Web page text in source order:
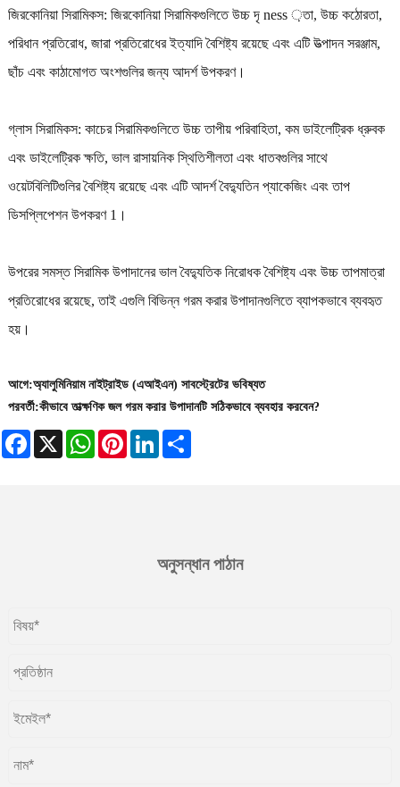
জিরকোনিয়া সিরামিকস: জিরকোনিয়া সিরামিকগুলিতে উচ্চ দৃ ness ়তা, উচ্চ কঠোরতা,
পরিধান প্রতিরোধ, জারা প্রতিরোধের ইত্যাদি বৈশিষ্ট্য রয়েছে এবং এটি উত্পাদন সরঞ্জাম,
ছাঁচ এবং কাঠামোগত অংশগুলির জন্য আদর্শ উপকরণ।
গ্লাস সিরামিকস: কাচের সিরামিকগুলিতে উচ্চ তাপীয় পরিবাহিতা, কম ডাইলেট্রিক ধ্রুবক
এবং ডাইলেট্রিক ক্ষতি, ভাল রাসায়নিক স্থিতিশীলতা এবং ধাতবগুলির সাথে
ওয়েটবিলিটিগুলির বৈশিষ্ট্য রয়েছে এবং এটি আদর্শ বৈদ্যুতিন প্যাকেজিং এবং তাপ
ডিসপ্লিপেশন উপকরণ 1।
উপরের সমস্ত সিরামিক উপাদানের ভাল বৈদ্যুতিক নিরোধক বৈশিষ্ট্য এবং উচ্চ তাপমাত্রা
প্রতিরোধের রয়েছে, তাই এগুলি বিভিন্ন গরম করার উপাদানগুলিতে ব্যাপকভাবে ব্যবহৃত
হয়।
আগে:অ্যালুমিনিয়াম নাইট্রাইড (এআইএন) সাবস্ট্রেটের ভবিষ্যত
পরবর্তী:কীভাবে তাত্ক্ষণিক জল গরম করার উপাদানটি সঠিকভাবে ব্যবহার করবেন?
Facebook
X WhatsAppPinterestLinkedIn
অনুসন্ধান পাঠান